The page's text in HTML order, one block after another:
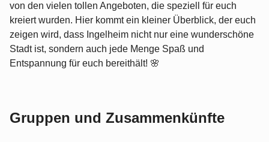
von den vielen tollen Angeboten, die speziell für euch
kreiert wurden. Hier kommt ein kleiner Überblick, der euch
zeigen wird, dass Ingelheim nicht nur eine wunderschöne
Stadt ist, sondern auch jede Menge Spaß und
Entspannung für euch bereithält! 🌸
Gruppen und Zusammenkünfte